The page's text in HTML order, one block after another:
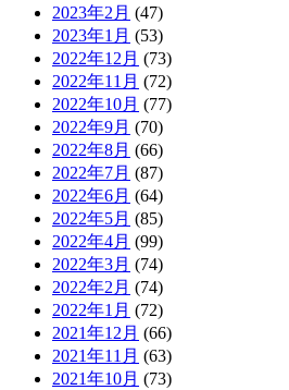
2023年2月 (47)
2023年1月 (53)
2022年12月 (73)
2022年11月 (72)
2022年10月 (77)
2022年9月 (70)
2022年8月 (66)
2022年7月 (87)
2022年6月 (64)
2022年5月 (85)
2022年4月 (99)
2022年3月 (74)
2022年2月 (74)
2022年1月 (72)
2021年12月 (66)
2021年11月 (63)
2021年10月 (73)